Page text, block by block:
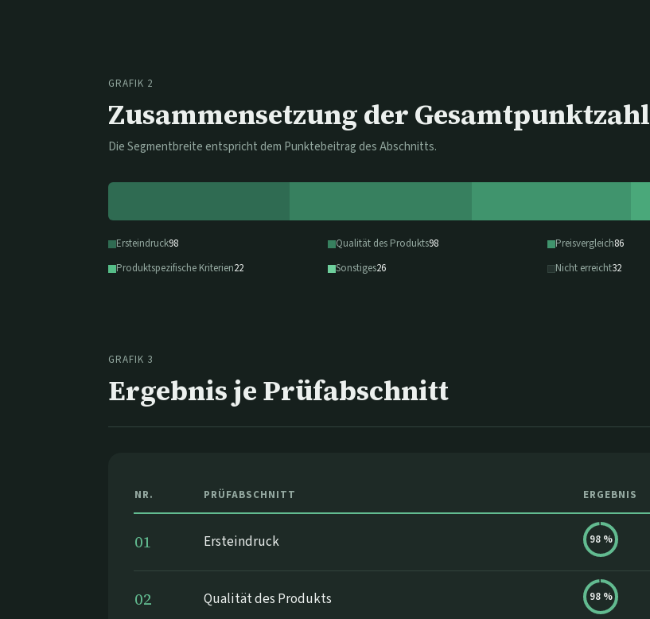
GRAFIK 2
Zusammensetzung der Gesamtpunktzahl
Die Segmentbreite entspricht dem Punktebeitrag des Abschnitts.
Ersteindruck98 Qualität des Produkts98 Preisvergleich86
Produktspezifische Kriterien22 Sonstiges26 Nicht erreicht32
GRAFIK 3
Ergebnis je Prüfabschnitt
NR. PRÜFABSCHNITT ERGEBNIS
01 Ersteindruck 98%
02 Qualität des Produkts 98%